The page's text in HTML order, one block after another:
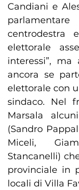
Candiani e
centrodestra
elettorale
interessi”,
ancora se
elettorale con
sindaco. Nel
Marsala
(Sandro
Miceli,
Stancanelli)
provinciale in
locali di Villa